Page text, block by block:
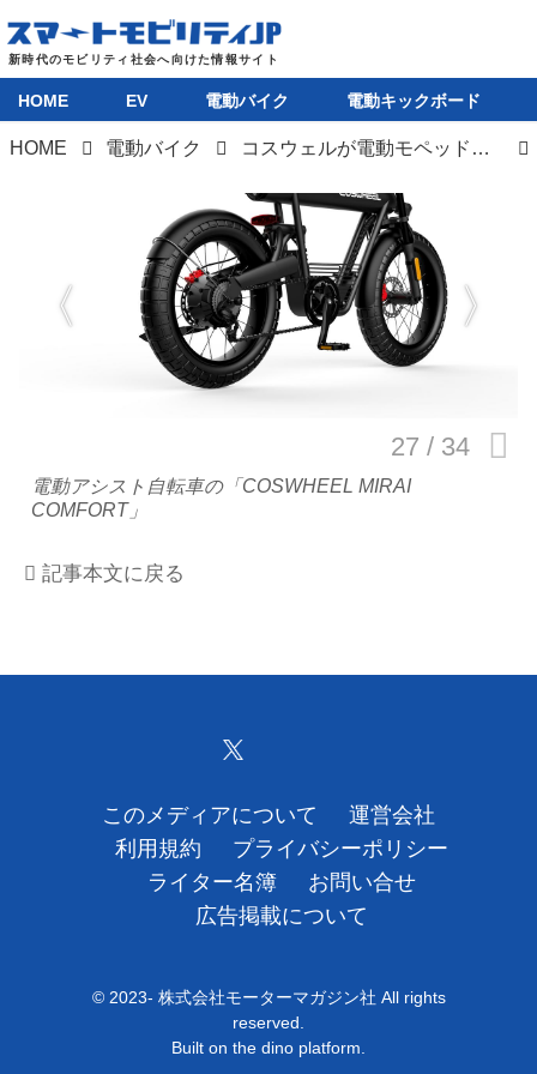
電動バイク
電動キックボード
このメディアについて
運営会社
ライター名簿
お問い合せ
広告掲載について
HOME EV 電動バイク 電動キックボード
HOME 電動バイク コスウェルが電動モペッドと電動自転車の新モデルを発表！ 値下げ＆仕様変更で魅力度アップ
電動アシスト自転車の「COSWHEEL MIRAI
COMFORT」
記事本文に戻る
このメディアについて
運営会社
利用規約
プライバシーポリシー
ライター名簿
お問い合せ
広告掲載について
© 2023- 株式会社モーターマガジン社 All rights
reserved.
Built on the dino platform.